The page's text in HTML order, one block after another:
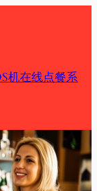
机在线点餐系